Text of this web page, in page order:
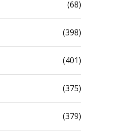
(68)
(398)
(401)
(375)
(379)